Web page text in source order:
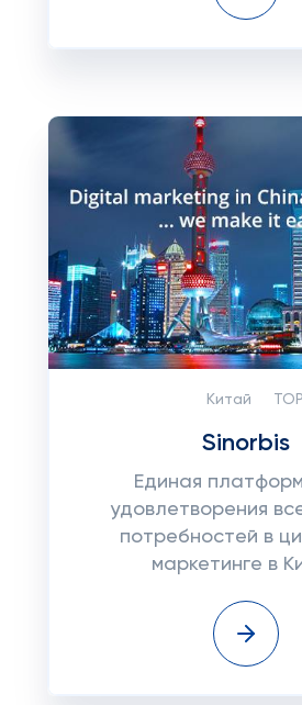
Китай
Sinorbis
Единая
удовлетворения
потребностей в
маркетинге в